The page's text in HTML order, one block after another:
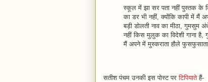
स्‍कूल में झा सर पता नहीं पुस्‍तक के
का डर भी नहीं, क्‍योंकि कापी में
बड़ी डोलती नाव का मीठा, गुमसुम
नहीं किस मुलुक का विदेशी गाना है,
मैं अपने में मुस्‍कराता हौले फुसफुसाता
सतीश पंचम उनकी इस पोस्ट परटिपियातेहैं-